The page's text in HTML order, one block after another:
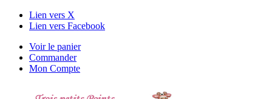
Lien vers X
Lien vers Facebook
Voir le panier
Commander
Mon Compte